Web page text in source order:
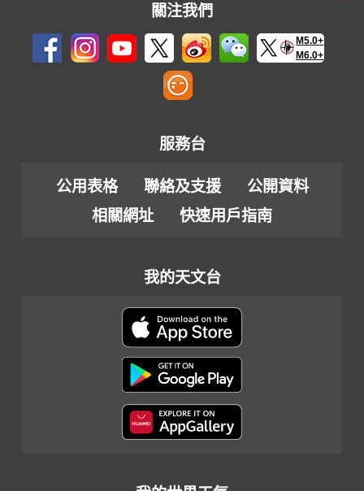
關注我們
M5.0+
M6.0+
服務台
公用表格 聯絡及支援
公開資料
相關網址
快速用戶指南
我的天文台